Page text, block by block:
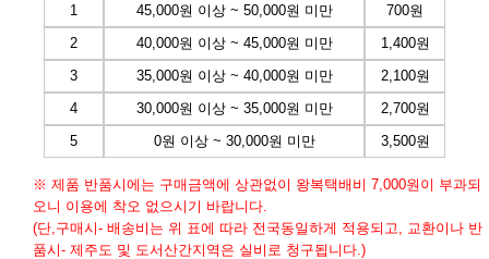
1
45,000원 이상 ~ 50,000원 미만
700원
2
40,000원 이상 ~ 45,000원 미만
1,400원
3
35,000원 이상 ~ 40,000원 미만
2,100원
4
30,000원 이상 ~ 35,000원 미만
2,700원
5
0원 이상 ~ 30,000원 미만 3,500원
※ 제품 반품시에는 구매금액에 상관없이 왕복택배비 7,000원이 부과되
오니 이용에 착오 없으시기 바랍니다.
(단,구매시- 배송비는 위 표에 따라 전국동일하게 적용되고, 교환이나 반
품시- 제주도 및 도서산간지역은 실비로 청구됩니다.)